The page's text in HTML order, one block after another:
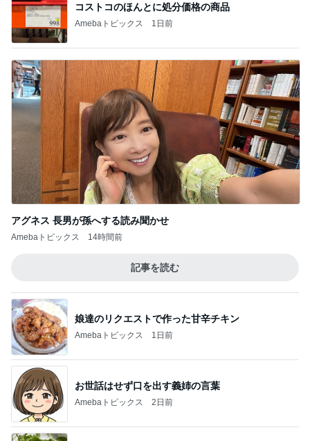
コストコのほんとに処分価格の商品
Amebaトピックス 1日前
アグネス 長男が孫へする読み聞かせ
Amebaトピックス 14時間前
記事を読む
娘達のリクエストで作った甘辛チキン
Amebaトピックス 1日前
お世話はせず口を出す義姉の言葉
Amebaトピックス 2日前